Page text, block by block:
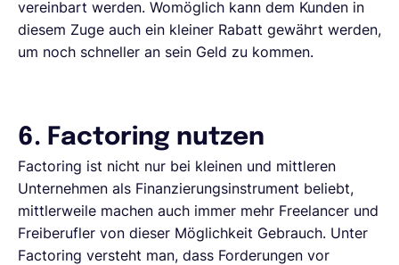
vereinbart werden. Womöglich kann dem Kunden in
diesem Zuge auch ein kleiner Rabatt gewährt werden,
um noch schneller an sein Geld zu kommen.
6. Factoring nutzen
Factoring ist nicht nur bei kleinen und mittleren
Unternehmen als Finanzierungsinstrument beliebt,
mittlerweile machen auch immer mehr Freelancer und
Freiberufler von dieser Möglichkeit Gebrauch. Unter
Factoring versteht man, dass Forderungen vor